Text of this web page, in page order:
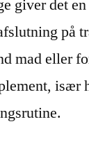
giver det
på
mad eller
især